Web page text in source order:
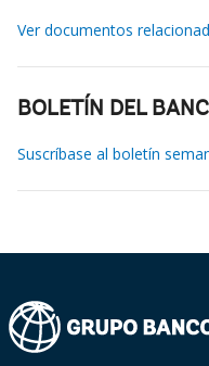
Ver documentos
BOLETÍN DEL
Suscríbase al boletín